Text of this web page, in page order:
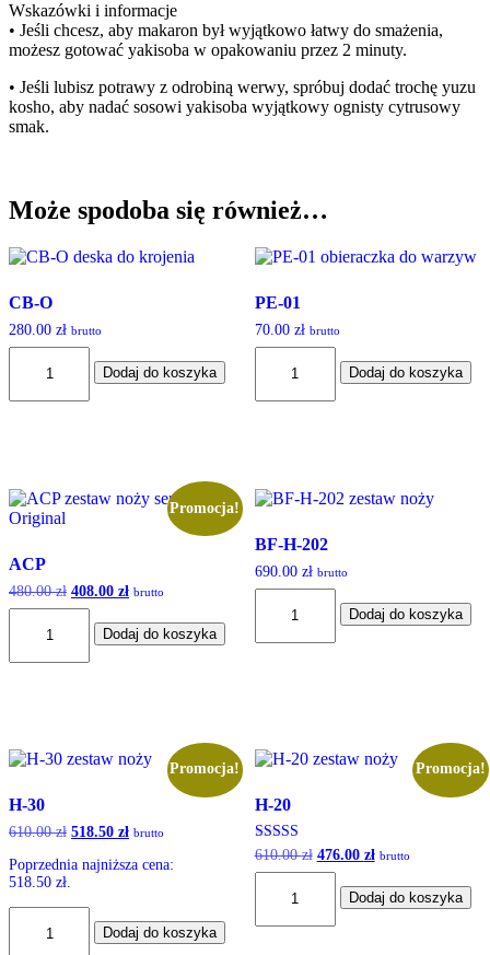
Wskazówki i informacje
• Jeśli chcesz, aby makaron był wyjątkowo łatwy do smażenia,
możesz gotować yakisoba w opakowaniu przez 2 minuty.
• Jeśli lubisz potrawy z odrobiną werwy, spróbuj dodać trochę yuzu
kosho, aby nadać sosowi yakisoba wyjątkowy ognisty cytrusowy
smak.
Może spodoba się również…
CB-O
280.00 zł brutto
Dodaj do koszyka
PE-01
70.00 zł brutto
Dodaj do koszyka
Promocja!
ACP
480.00zł Pierwotna
cena
wynosiła:
480.00 zł.
408.00 zł Aktualna
wynosi:
408.00 zł.
brutto
Dodaj do koszyka
BF-H-202
690.00 zł brutto
Dodaj do koszyka
Promocja!
H-30
610.00zł Pierwotna
wynosiła:
518.50 zł Aktualna
wynosi:
brutto
Poprzednia najniższa cena:
518.50 zł.
Dodaj do koszyka
Promocja!
H-20
Oceniono
5.00
610.00zł Pierwotna
cena
wynosiła:
610.00 zł.
476.00 złAktualna
wynosi:
476.00 zł.
brutto
Dodaj do koszyka